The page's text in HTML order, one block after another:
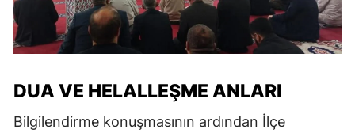
DUA VE HELALLEŞME ANLARI
Bilgilendirme konuşmasının ardından İlçe